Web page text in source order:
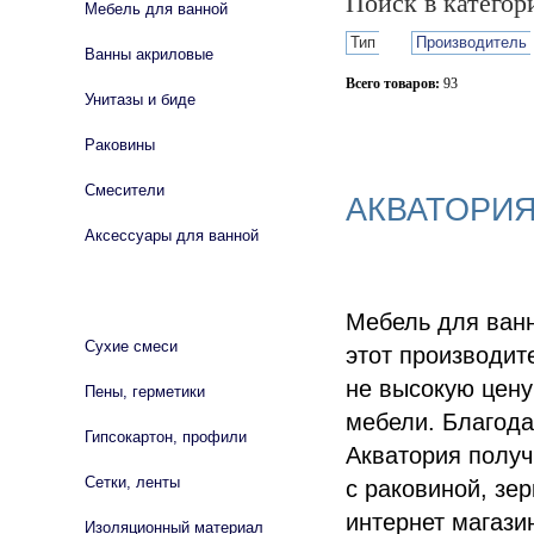
Тип Производитель
Всего товаров: 93
Мебель для
этот
не высокую
мебели.
Акватория
с раковиной,
интернет
Мебель для ванной
Ванны акриловые
Унитазы и биде
Раковины
Смесители
Аксессуары для ванной
Сухие смеси
Пены, герметики
Гипсокартон, профили
Сетки, ленты
Изоляционный материал